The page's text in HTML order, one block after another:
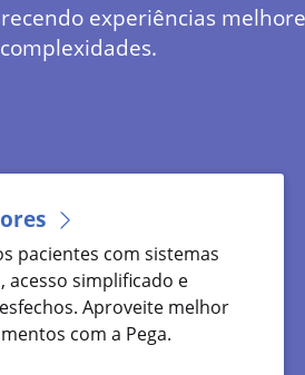
experiências
complexidades.
pacientes com sistemas
acesso simplificado e
Aproveite melhor
com a Pega.